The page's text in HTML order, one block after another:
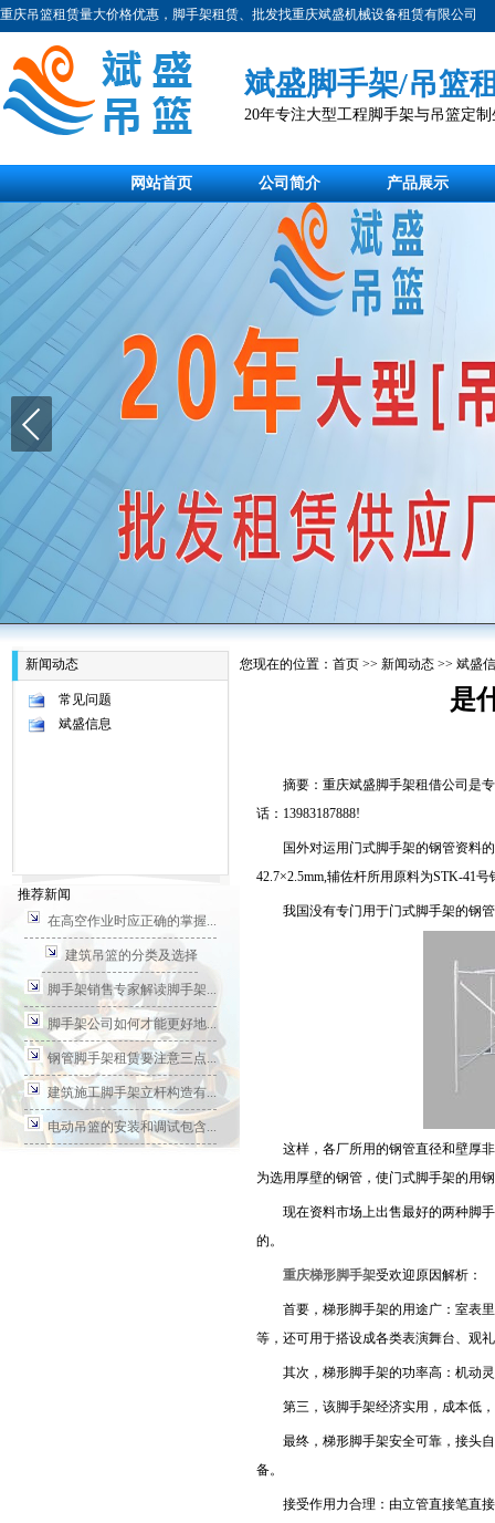
重庆吊篮租赁量大价格优惠，脚手架租赁、批发找重庆斌盛机械设备租赁有限公司
斌盛脚手架/吊篮
20年专注大型工程脚手架与吊篮定
网站首页 公司简介 产品展示
新闻动态
常见问题
斌盛信息
推荐新闻
在高空作业时应正确的掌握...
建筑吊篮的分类及选择
脚手架销售专家解读脚手架...
脚手架公司如何才能更好地...
钢管脚手架租赁要注意三点...
建筑施工脚手架立杆构造有...
电动吊篮的安装和调试包含...
您现在的位置： 首页 >> 新闻动态 >> 斌盛
是
摘要：重庆斌盛脚手架租借公司是专
话：13983187888!
国外对运用门式脚手架的钢管资料的
42.7×2.5mm,辅佐杆所用原料为STK-41号
我国没有专门用于门式脚手架的钢管
这样，各厂所用的钢管直径和壁厚非
为选用厚壁的钢管，使门式脚手架的用
现在资料市场上出售最好的两种脚手
的。
重庆梯形脚手架受欢迎原因解析：
首要，梯形脚手架的用途广：室表里
等，还可用于搭设成各类表演舞台、观
其次，梯形脚手架的功率高：机动灵
第三，该脚手架经济实用，成本低，
最终，梯形脚手架安全可靠，接头自
备。
接受作用力合理：由立管直接笔直接